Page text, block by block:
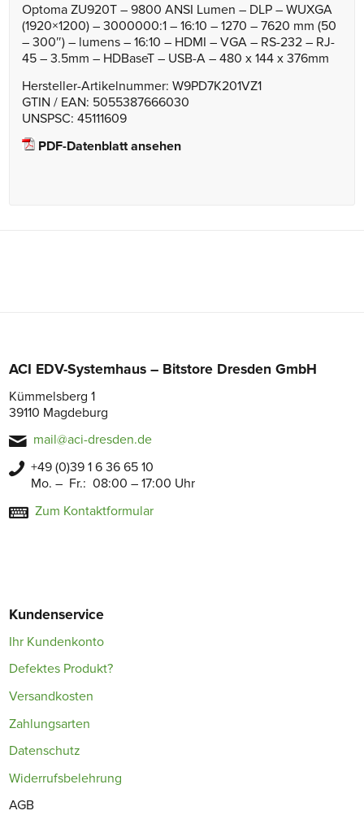
Optoma ZU920T – 9800 ANSI Lumen – DLP – WUXGA
(1920×1200) – 3000000:1 – 16:10 – 1270 – 7620 mm (50
– 300″) – lumens – 16:10 – HDMI – VGA – RS-232 – RJ-
45 – 3.5mm – HDBaseT – USB-A – 480 x 144 x 376mm
Hersteller-Artikelnummer: W9PD7K201VZ1
GTIN / EAN: 5055387666030
UNSPSC: 45111609
PDF-Datenblatt ansehen
ACI EDV-Systemhaus – Bitstore Dresden GmbH
Kümmelsberg 1
39110 Magdeburg
mail@aci-dresden.de
+49 (0)39 1 6 36 65 10
Mo. – Fr.: 08:00 – 17:00 Uhr
Zum Kontaktformular
Kundenservice
Ihr Kundenkonto
Defektes Produkt?
Versandkosten
Zahlungsarten
Datenschutz
Widerrufsbelehrung
AGB